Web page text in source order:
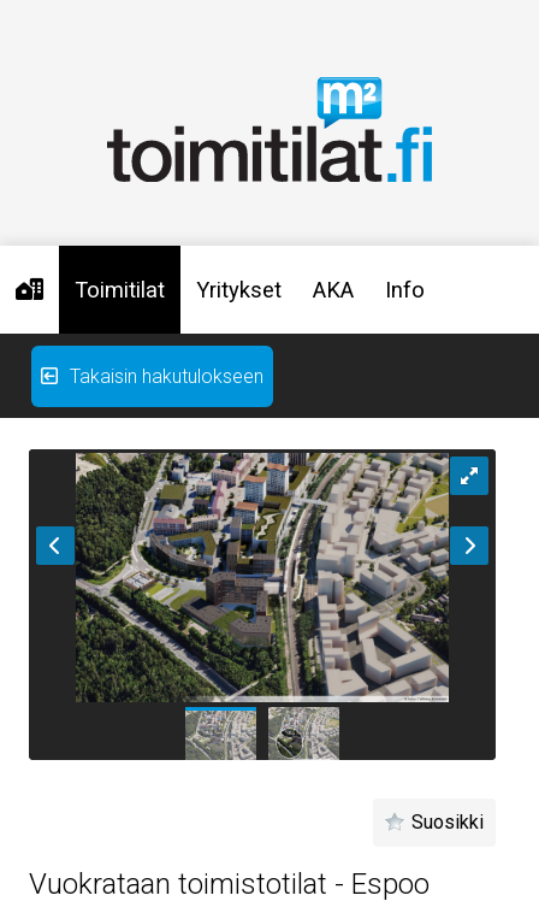
Toimitilat Yritykset AKA Info
Takaisin hakutulokseen
Suosikki
Vuokrataan toimistotilat - Espoo